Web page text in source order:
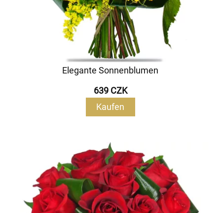
Elegante Sonnenblumen
639 CZK
Kaufen